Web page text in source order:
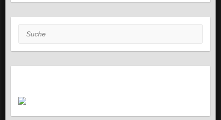
Suche